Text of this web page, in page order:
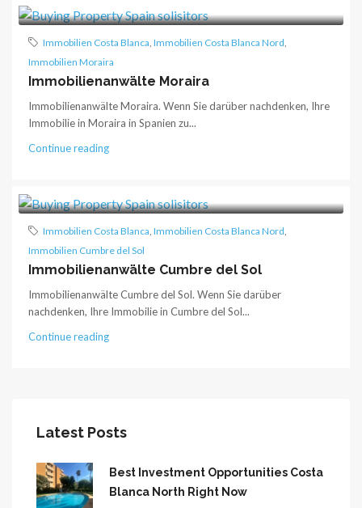
Immobilien Costa Blanca Immobilien Costa Blanca Nord
Immobilien Moraira
Immobilienanwälte Moraira
Immobilienanwälte Moraira. Wenn Sie darüber nachdenken, Ihre
Immobilie in Moraira in Spanien zu...
Continue reading
Immobilien Costa Blanca Immobilien Costa Blanca Nord
Immobilien Cumbre del Sol
Immobilienanwälte Cumbre del Sol
Immobilienanwälte Cumbre del Sol. Wenn Sie darüber
nachdenken, Ihre Immobilie in Cumbre del Sol...
Continue reading
Latest Posts
Best Investment Opportunities Costa
Blanca North Right Now